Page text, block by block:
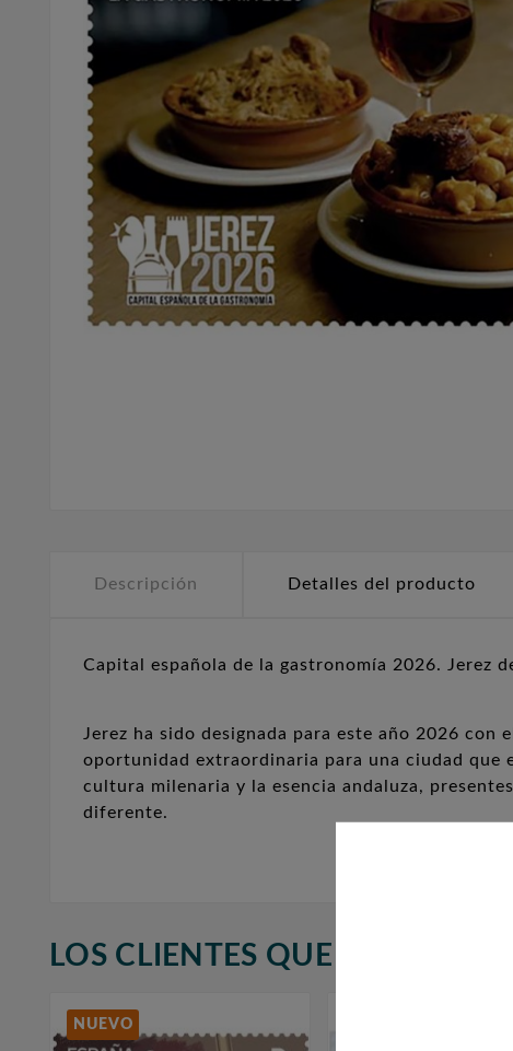
Descripción Detalles del producto
Capital española de la gastronomía 2026. Jerez
Jerez ha sido designada para este año 2026
oportunidad extraordinaria para una ciudad que
cultura milenaria y la esencia andaluza,
diferente.
LOS CLIENTES QUE
NUEVO